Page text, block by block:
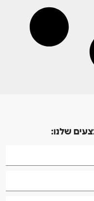
שלנו: